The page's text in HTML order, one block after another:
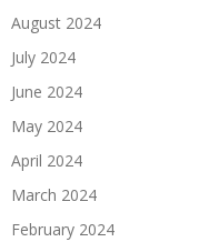
August 2024
July 2024
June 2024
May 2024
April 2024
March 2024
February 2024